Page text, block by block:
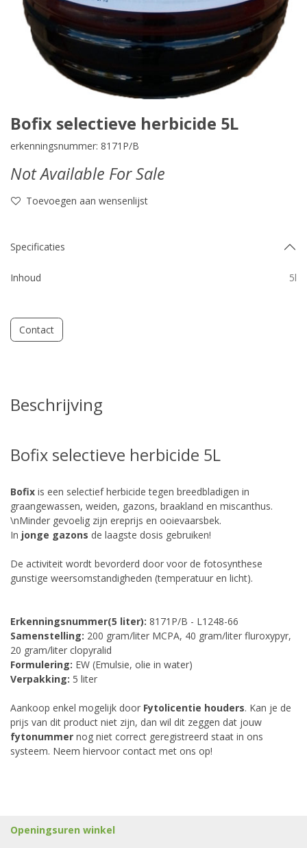
Bofix selectieve herbicide 5L
erkenningsnummer: 8171P/B
Not Available For Sale
Toevoegen aan wensenlijst
Specificaties
Inhoud 5l
Contact
Beschrijving
Bofix selectieve herbicide 5L
Bofix is een selectief herbicide tegen breedbladigen in
graangewassen, weiden, gazons, braakland en miscanthus.
\nMinder gevoelig zijn ereprijs en ooievaarsbek.
In jonge gazons de laagste dosis gebruiken!
De activiteit wordt bevorderd door voor de fotosynthese
gunstige weersomstandigheden (temperatuur en licht).
Erkenningsnummer(5 liter): 8171P/B - L1248-66
Samenstelling: 200 gram/liter MCPA, 40 gram/liter fluroxypyr,
20 gram/liter clopyralid
Formulering: EW (Emulsie, olie in water)
Verpakking: 5 liter
Aankoop enkel mogelijk door Fytolicentie houders. Kan je de
prijs van dit product niet zijn, dan wil dit zeggen dat jouw
fytonummer nog niet correct geregistreerd staat in ons
systeem. Neem hiervoor contact met ons op!
Openingsuren winkel